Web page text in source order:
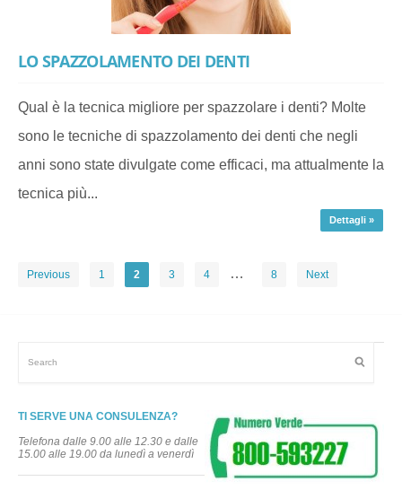
LO SPAZZOLAMENTO DEI DENTI
Qual è la tecnica migliore per spazzolare i denti? Molte
sono le tecniche di spazzolamento dei denti che negli
anni sono state divulgate come efficaci, ma attualmente la
tecnica più...
Dettagli »
Previous 1 2 3 4 … 8 Next
TI SERVE UNA CONSULENZA?
Telefona dalle 9.00 alle 12.30 e dalle
15.00 alle 19.00 da lunedì a venerdì